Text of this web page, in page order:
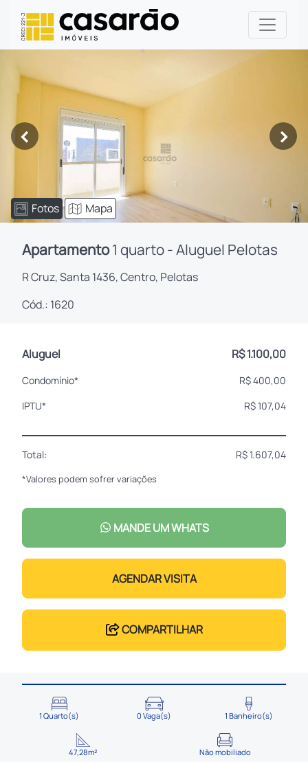
< >
Fotos Mapa
Apartamento1 quarto - Aluguel Pelotas
R Cruz, Santa 1436, Centro, Pelotas
Cód.: 1620
Aluguel R$ 1.100,00
Condomínio*
R$ 400,00
IPTU*
R$ 107,04
Total: R$ 1.607,04
*Valores podem sofrer variações
MANDE UM WHATS
AGENDAR VISITA
COMPARTILHAR
1 Quarto(s) 0 Vaga(s) 1 Banheiro(s)
47,28m² Não mobiliado